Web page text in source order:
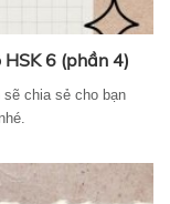
6 (phần 4)
sẽ chia sẻ cho bạn